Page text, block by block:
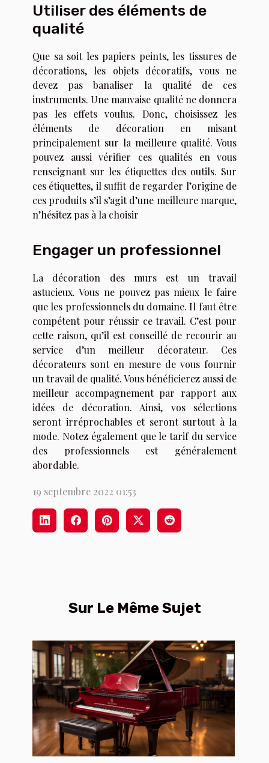
Utiliser des éléments de
qualité
Que sa soit les papiers peints, les tissures de
décorations, les objets décoratifs, vous ne
devez pas banaliser la qualité de ces
instruments. Une mauvaise qualité ne donnera
pas les effets voulus. Donc, choisissez les
éléments de décoration en misant
principalement sur la meilleure qualité. Vous
pouvez aussi vérifier ces qualités en vous
renseignant sur les étiquettes des outils. Sur
ces étiquettes, il suffit de regarder l’origine de
ces produits s’il s’agit d’une meilleure marque,
n’hésitez pas à la choisir
Engager un professionnel
La décoration des murs est un travail
astucieux. Vous ne pouvez pas mieux le faire
que les professionnels du domaine. Il faut être
compétent pour réussir ce travail. C’est pour
cette raison, qu’il est conseillé de recourir au
service d’un meilleur décorateur. Ces
décorateurs sont en mesure de vous fournir
un travail de qualité. Vous bénéficierez aussi de
meilleur accompagnement par rapport aux
idées de décoration. Ainsi, vos sélections
seront irréprochables et seront surtout à la
mode. Notez également que le tarif du service
des professionnels est généralement
abordable.
19 septembre 2022 01:53
Sur Le Même Sujet